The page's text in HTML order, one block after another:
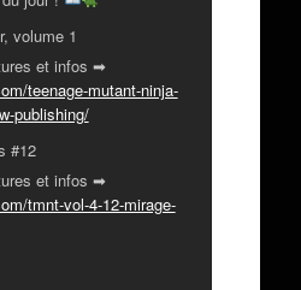
volume 1
et infos ➡
teenage-mutant-ninja-
publishing/
#12
et infos ➡
tmnt-vol-4-12-mirage-